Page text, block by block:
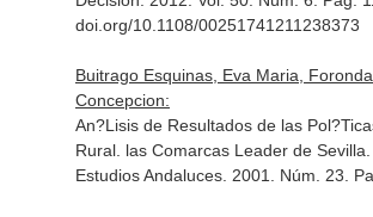
doi.org/10.1108/00251741211238373
Buitrago Esquinas, Eva Maria,
Concepcion:
An?Lisis de Resultados de las
Rural. las Comarcas Leader de Sevilla.
Estudios Andaluces. 2001. Núm. 23.